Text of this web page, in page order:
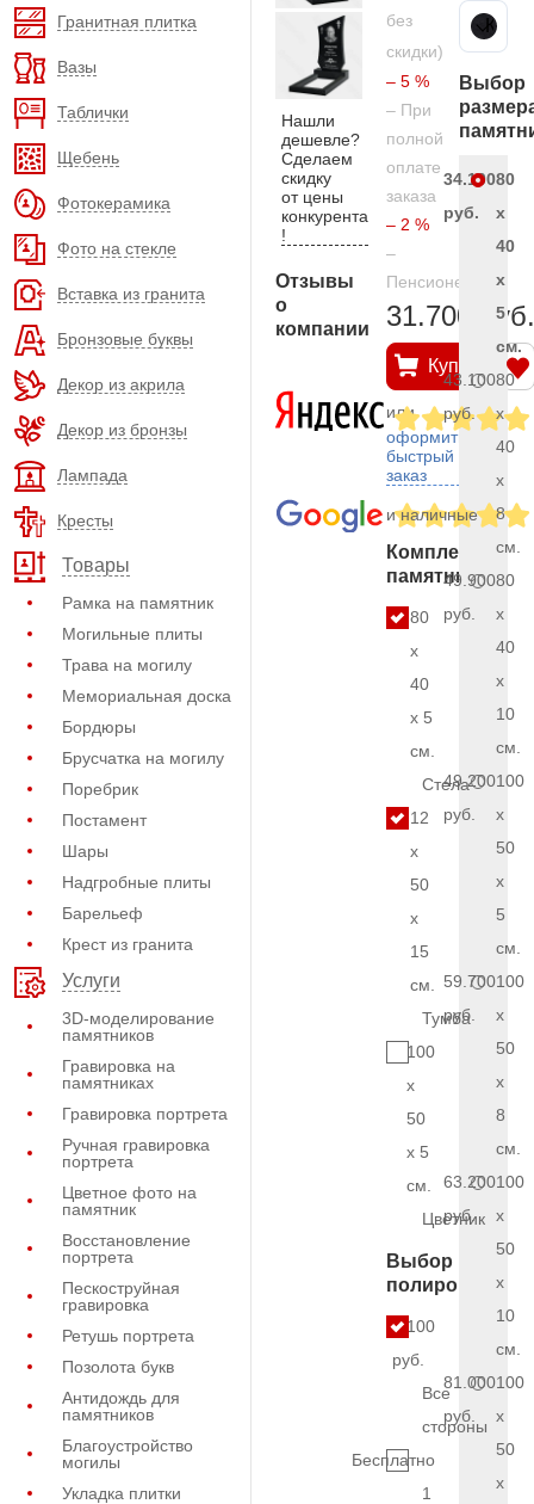
Гранитная плитка
Вазы
Таблички
Щебень
Фотокерамика
Фото на стекле
Вставка из гранита
Бронзовые буквы
Декор из акрила
Декор из бронзы
Лампада
Кресты
Товары
Рамка на памятник
Могильные плиты
Трава на могилу
Мемориальная доска
Бордюры
Брусчатка на могилу
Поребрик
Постамент
Шары
Надгробные плиты
Барельеф
Крест из гранита
Услуги
3D-моделирование
памятников
Гравировка на
памятниках
Гравировка портрета
Ручная гравировка
портрета
Цветное фото на
памятник
Восстановление
портрета
Пескоструйная
гравировка
Ретушь портрета
Позолота букв
Антидождь для
памятников
Благоустройство
могилы
Укладка плитки
Нашли
дешевле?
Сделаем
скидку
от цены
конкурента
!
Отзывы
о
компании
без
скидки)
– 5 %
– При
полной
оплате
заказа
– 2 %
–
Пенсионерам
31.700 руб.
Купить
или
оформить
быстрый
заказ
и наличные
Комплект
памятника
80
x
40
x 5
см.
Стела
12
x
50
x
15
см.
Тумба
100
x
50
x 5
см.
Цветник
Выбор
полировки
5.100
руб.
Все
стороны
Бесплатно
1
Карельский гранит
Выбор
34.100
руб.
80
x
40
x
5
см.
43.100
руб.
80
x
40
x
8
см.
49.900
руб.
80
x
40
x
10
см.
49.200
руб.
100
x
50
x
5
см.
59.700
руб.
100
x
50
x
8
см.
63.200
руб.
100
x
50
x
10
см.
81.000
руб.
100
x
50
x